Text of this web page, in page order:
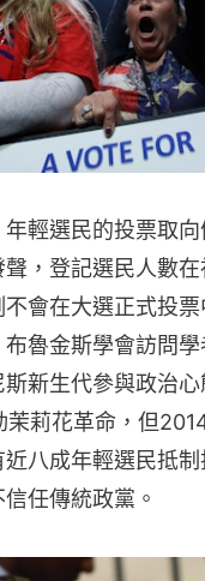
輕選民的投票取
，登記選民人數
會在大選正式投
魯金斯學會訪問學
新生代參與政治
茉莉花革命，但
八成年輕選民抵
任傳統政黨。